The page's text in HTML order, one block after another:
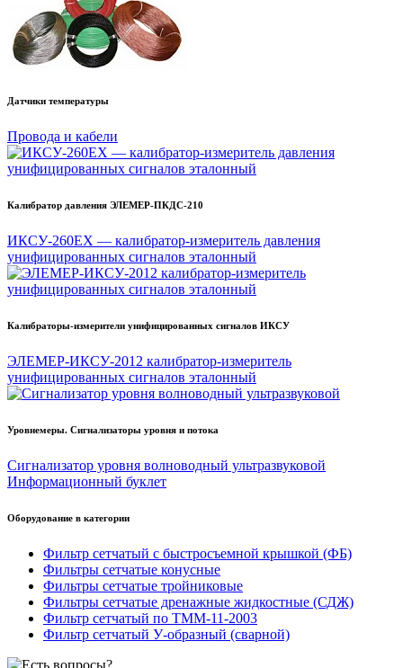
Датчики температуры
Провода и кабели
Калибратор давления ЭЛЕМЕР-ПКДС-210
ИКСУ-260EX — калибратор-измеритель давления
унифицированных сигналов эталонный
Калибраторы-измерители унифицированных сигналов ИКСУ
ЭЛЕМЕР-ИКСУ-2012 калибратор-измеритель
унифицированных сигналов эталонный
Уровнемеры. Сигнализаторы уровня и потока
Сигнализатор уровня волноводный ультразвуковой
Информационный буклет
Оборудование в категории
Фильтр сетчатый с быстросъемной крышкой (ФБ)
Фильтры сетчатые конусные
Фильтры сетчатые тройниковые
Фильтры сетчатые дренажные жидкостные (СДЖ)
Фильтр сетчатый по ТММ-11-2003
Фильтр сетчатый У-образный (сварной)